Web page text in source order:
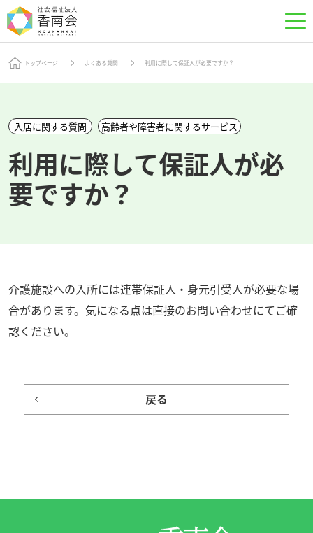
トップページ よくある質問 利用に際して保証人が必要ですか？
入居に関する質問 高齢者や障害者に関するサービス
利用に際して保証人が必
要ですか？
介護施設への入所には連帯保証人・身元引受人が必要な場
合があります。気になる点は直接のお問い合わせにてご確
認ください。
戻る